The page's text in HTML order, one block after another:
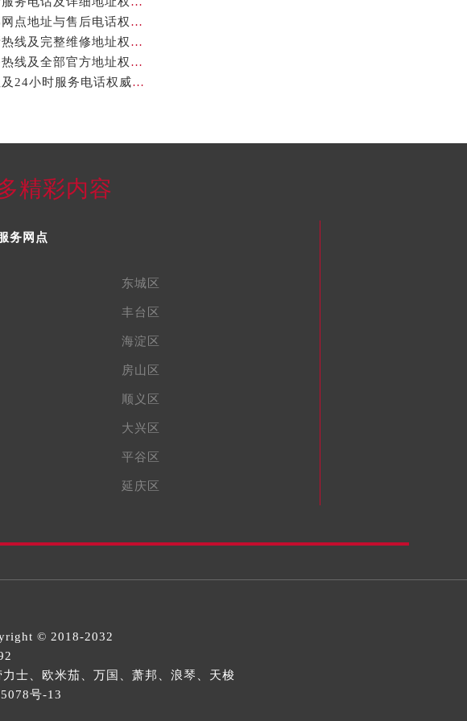
北京卡地亚官方售后服务中心｜全部网点地址与售后电话权威信息公示（2026年7月最新）
北京卡地亚官方售后服务中心｜最新热线及完整维修地址权威信息公示（2026年7月最新）
北京卡地亚官方售后服务中心｜服务热线及全部官方地址权威信息公示（2026年7月最新）
北京卡地亚官方售后服务中心｜地址及24小时服务电话权威信息公示（2026年7月最新）
精彩内容
务网点
东城区
丰台区
海淀区
房山区
顺义区
大兴区
平谷区
延庆区
© 2018-2032
士、欧米茄、万国、萧邦、浪琴、天梭
号-13